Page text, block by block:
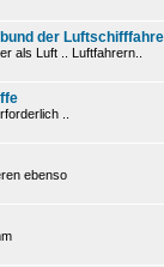
der
als Luft .. Luftfahrern..
..
ebenso